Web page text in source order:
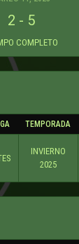
2 - 5
COMPLETO
TEMPORADA
INVIERNO
2025